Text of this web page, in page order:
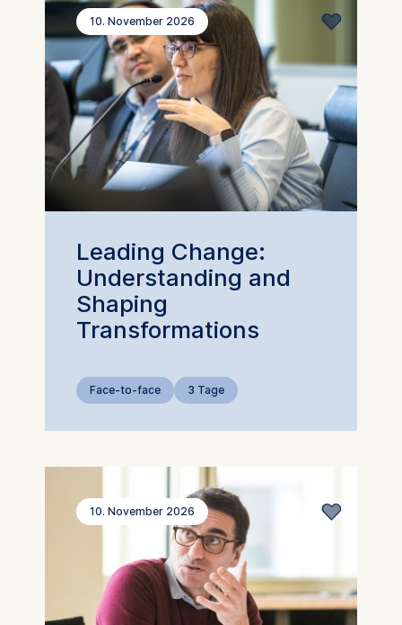
10. November 2026
Leading Change:
Understanding and
Shaping
Transformations
Face-to-face 3 Tage
10. November 2026